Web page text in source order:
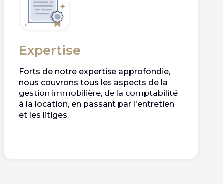
Expertise
Forts de notre expertise approfondie,
nous couvrons tous les aspects de la
gestion immobilière, de la comptabilité
à la location, en passant par l'entretien
et les litiges.​